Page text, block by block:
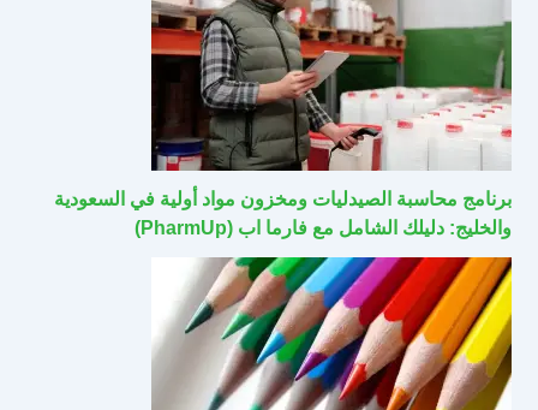
برنامج محاسبة الصيدليات ومخزون مواد أولية في السعودية
والخليج: دليلك الشامل مع فارما اب (PharmUp)